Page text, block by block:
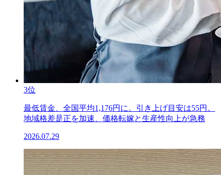
3位
最低賃金、全国平均1,176円に。引き上げ目安は55円。
地域格差是正を加速、価格転嫁と生産性向上が急務
2026.07.29